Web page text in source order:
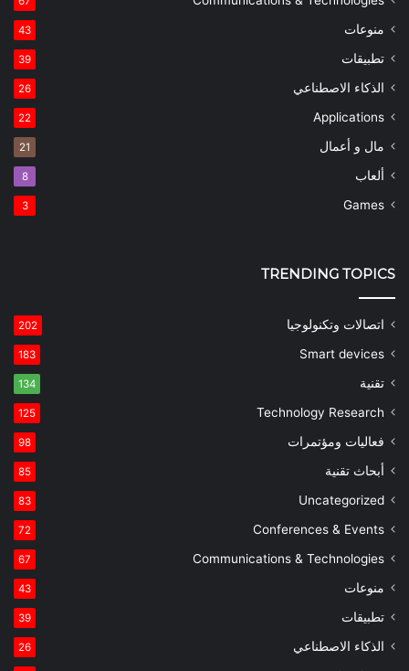
منوعات 43
تطبيقات 39
الذكاء الاصطناعي 26
Applications
22
مال و أعمال 21
ألعاب 8
Games
3
TRENDING TOPICS
اتصالات وتكنولوجيا 202
Smart devices
183
تقنية 134
Technology Research
125
فعاليات ومؤتمرات 98
أبحاث تقنية 85
Uncategorized
83
Conferences & Events
72
Communications & Technologies
67
منوعات 43
تطبيقات 39
الذكاء الاصطناعي 26